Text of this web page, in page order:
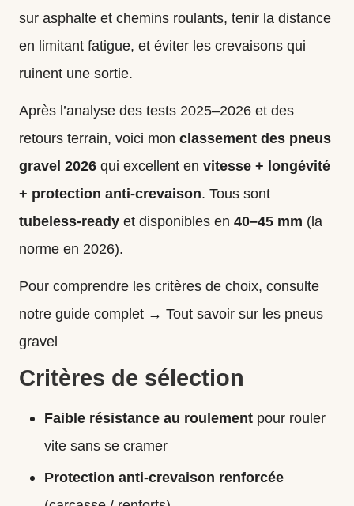
sur asphalte et chemins roulants, tenir la distance
en limitant fatigue, et éviter les crevaisons qui
ruinent une sortie.
Après l’analyse des tests 2025–2026 et des
retours terrain, voici mon classement des pneus
gravel 2026 qui excellent en vitesse + longévité
+ protection anti-crevaison. Tous sont
tubeless-ready et disponibles en 40–45 mm (la
norme en 2026).
Pour comprendre les critères de choix, consulte
notre guide complet → Tout savoir sur les pneus
gravel
Critères de sélection
Faible résistance au roulement pour rouler
vite sans se cramer
Protection anti-crevaison renforcée